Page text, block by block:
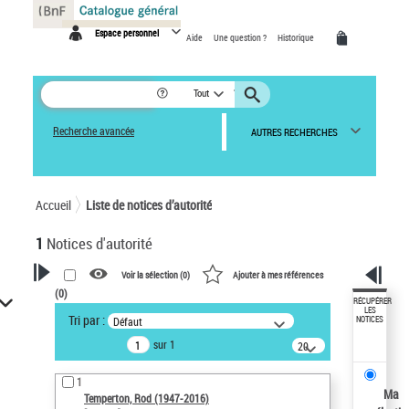
Espace personnel Aide Une question ? Historique
Tout
Recherche avancée AUTRES RECHERCHES
Accueil Liste de notices d’autorité
1 Notices d'autorité
VOTRE RECHERCHE
Recherche avancée dans les
notices d’autorité
Œuvres liées à l'auteur :
Temperton, Rod (1947-2016)
Voir la sélection (0) Ajouter à mes références
(0)
Tri par : Défaut
sur 1
20
résultats/page
1
Temperton, Rod (1947-2016)
RÉCUPÉRER
LES
NOTICES
Ma
Panneau de gestion des cookies